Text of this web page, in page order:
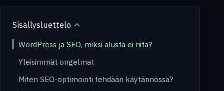
Sisällysluettelo
WordPress ja SEO, miksi alusta ei riitä?
Yleisimmät ongelmat
Miten SEO-optimointi tehdään käytännössä?